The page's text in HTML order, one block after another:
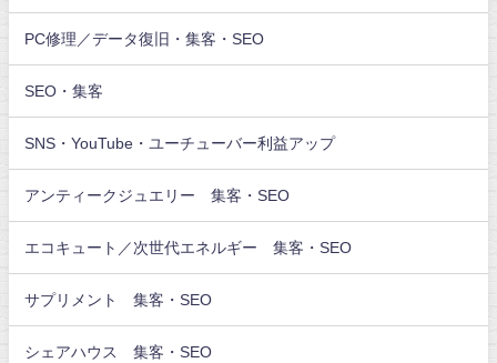
PC修理／データ復旧・集客・SEO
SEO・集客
SNS・YouTube・ユーチューバー利益アップ
アンティークジュエリー 集客・SEO
エコキュート／次世代エネルギー 集客・SEO
サプリメント 集客・SEO
シェアハウス 集客・SEO